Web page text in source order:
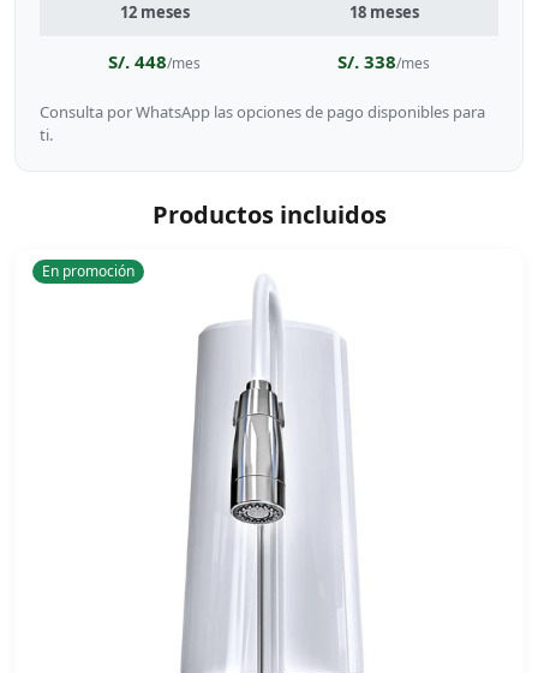
12 meses 18 meses
S/. 448/mes S/. 338/mes
Consulta por WhatsApp las opciones de pago disponibles para
ti.
Productos incluidos
En promoción